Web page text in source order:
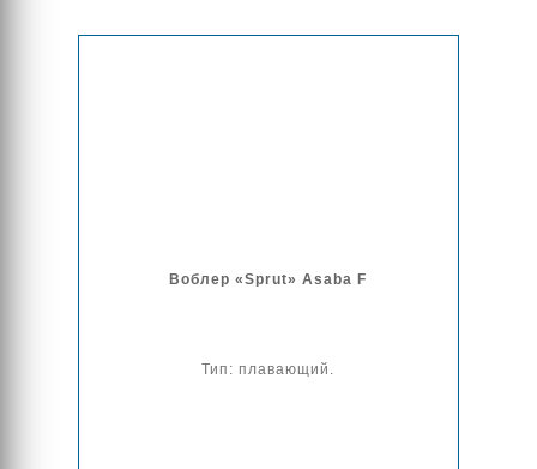
Воблер «Sprut» Asaba F
Тип: плавающий.